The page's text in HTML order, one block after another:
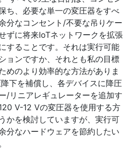
ち、必要な単一の変圧器をすべ
分なコンセント/不要な吊りケー
ずに将来IoTネットワークを拡張
することです。それは実行可能
ョンですか、それとも私の目標
めのより効率的な方法がありま
下を補償し、各デバイスに降圧
/リニアレギュレーターを追加す
V-12 Vの変圧器を使用する方
かを検討していますが、実行可
分なハードウェアを節約したい